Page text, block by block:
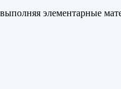
элементарные